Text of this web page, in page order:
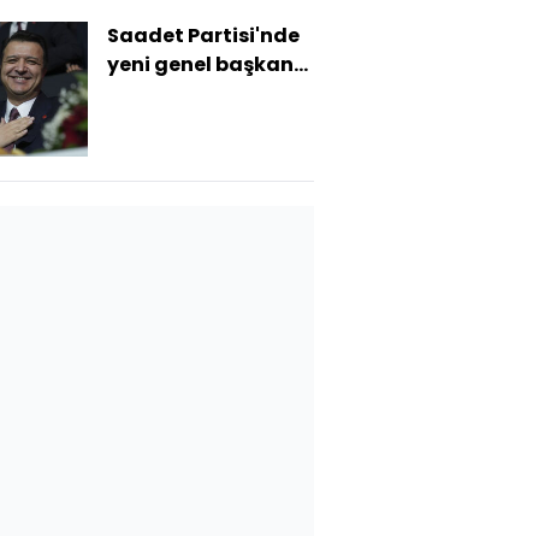
Saadet Partisi'nde
yeni genel başkan